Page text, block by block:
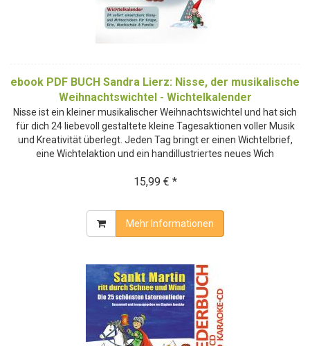
ebook PDF BUCH Sandra Lierz: Nisse, der musikalische
Weihnachtswichtel - Wichtelkalender
Nisse ist ein kleiner musikalischer Weihnachtswichtel und hat sich
für dich 24 liebevoll gestaltete kleine Tagesaktionen voller Musik
und Kreativität überlegt. Jeden Tag bringt er einen Wichtelbrief,
eine Wichtelaktion und ein handillustriertes neues Wich
15,99 € *
Mehr Informationen